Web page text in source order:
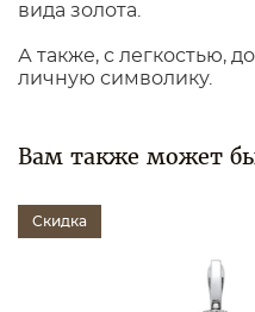
вида золота.
А также, с легкостью,
личную символику.
Вам также может
Скидка